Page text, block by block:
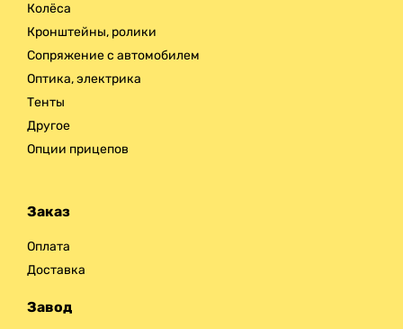
Колёса
Кронштейны, ролики
Сопряжение с автомобилем
Оптика, электрика
Тенты
Другое
Опции прицепов
Заказ
Оплата
Доставка
Завод